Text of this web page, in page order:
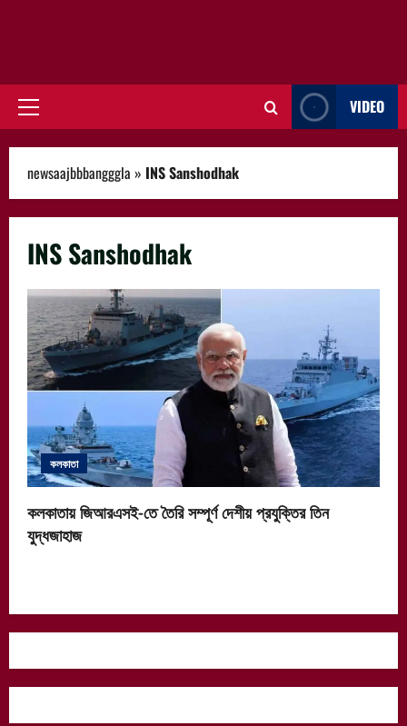
Primary
VIDEO
newsaajbbbangggla » INS Sanshodhak
INS Sanshodhak
কলকাতা
কলকাতায় জিআরএসই-তে তৈরি সম্পূর্ণ দেশীয় প্রযুক্তির তিন
যুদ্ধজাহাজ